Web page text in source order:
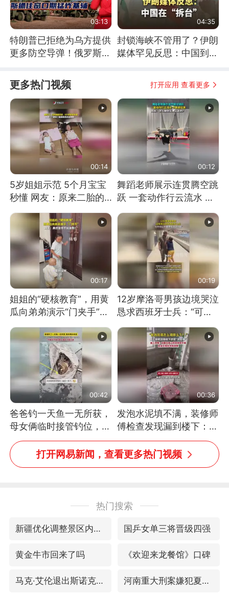
03:13
特朗普已拒绝为乌方提供
更多防空导弹！俄罗斯抓
04:35
封锁海峡不管用了？伊朗
媒体罕见反思：中国到底
更多热门视频 打开应用 查看更多
00:14
5岁姐姐示范 5个月宝宝
秒懂 网友：原来二胎的
00:12
舞蹈老师展示连贯腾空跳
跃 一套动作行云流水 节
到又舞又武的？
00:17
姐姐的“硬核教育”，用黄
瓜向弟弟演示“门夹手”，
教！
00:19
12岁摩洛哥男孩边境哭泣
恳求西班牙士兵：“可不
00:42
爸爸钓一天鱼一无所获，
母女俩临时接管钓位，用
玩具鱼竿钓上大鱼
00:36
发泡水泥填不满，装修师
傅检查发现漏到楼下：出
风口未延伸到外墙
打开网易新闻，查看更多热门视频
热门搜索
新疆优化调整景区内自驾服务费 国乒女单三将晋级四强
黄金牛市回来了吗 《欢迎来龙餐馆》口碑
马克·艾伦退出斯诺克中国公开赛 河南重大刑案嫌犯夏某钢落网